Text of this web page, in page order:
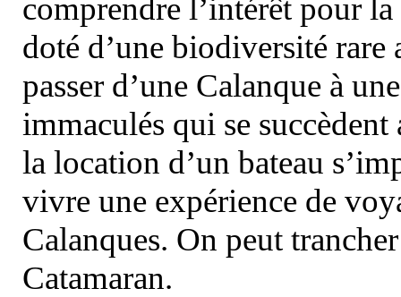
comprendre l’intérêt pour
doté d’une biodiversité
passer d’une Calanque à
immaculés qui se
la location d’un bateau
vivre une expérience de
Calanques. On peut
Catamaran.